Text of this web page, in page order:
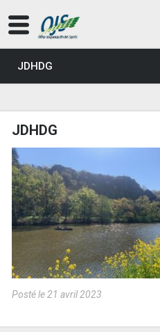
JDHDG
JDHDG
Posté le 21 avril 2023